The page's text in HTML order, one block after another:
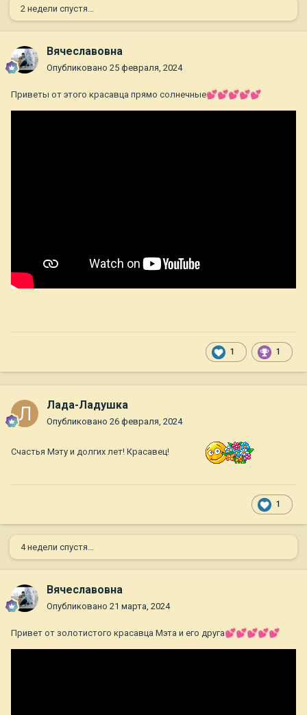
2 недели спустя...
Вячеславовна
Опубликовано 25 февраля, 2024
Приветы от этого красавца прямо солнечные💕💕💕💕💕
1 1
Лада-Ладушка
Опубликовано 26 февраля, 2024
Счастья Мэту и долгих лет! Красавец!
1
4 недели спустя...
Вячеславовна
Опубликовано 21 марта, 2024
Привет от золотистого красавца Мэта и его друга💕💕💕💕💕